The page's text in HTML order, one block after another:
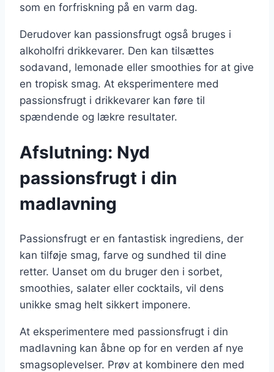
som en forfriskning på en varm dag.
Derudover kan passionsfrugt også bruges i
alkoholfri drikkevarer. Den kan tilsættes
sodavand, lemonade eller smoothies for at give
en tropisk smag. At eksperimentere med
passionsfrugt i drikkevarer kan føre til
spændende og lækre resultater.
Afslutning: Nyd
passionsfrugt i din
madlavning
Passionsfrugt er en fantastisk ingrediens, der
kan tilføje smag, farve og sundhed til dine
retter. Uanset om du bruger den i sorbet,
smoothies, salater eller cocktails, vil dens
unikke smag helt sikkert imponere.
At eksperimentere med passionsfrugt i din
madlavning kan åbne op for en verden af nye
smagsoplevelser. Prøv at kombinere den med